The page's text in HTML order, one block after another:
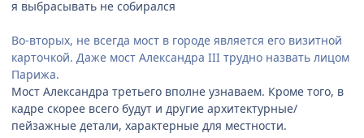
я выбрасывать не собирался
Во-вторых, не всегда мост в городе является его визитной
карточкой. Даже мост Александра III трудно назвать лицом
Парижа.
Мост Александра третьего вполне узнаваем. Кроме того, в
кадре скорее всего будут и другие архитектурные/
пейзажные детали, характерные для местности.